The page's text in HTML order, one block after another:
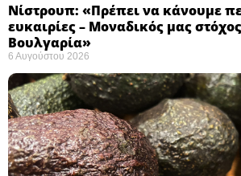
Νίστρουπ: «Πρέπει να κάνουμε
ευκαιρίες – Μοναδικός μας
Βουλγαρία» ​
6 Αυγούστου 2026